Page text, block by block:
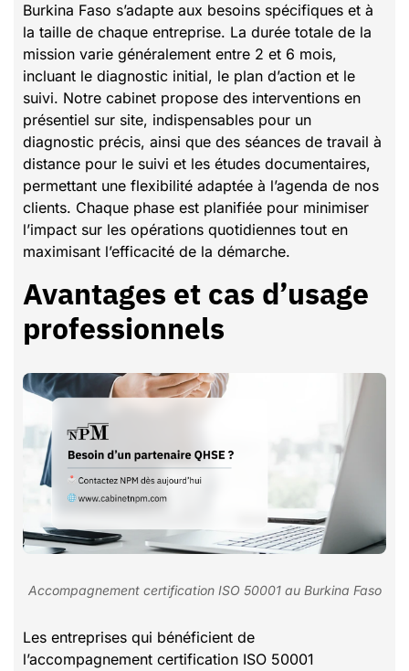
Burkina Faso s’adapte aux besoins spécifiques et à
la taille de chaque entreprise. La durée totale de la
mission varie généralement entre 2 et 6 mois,
incluant le diagnostic initial, le plan d’action et le
suivi. Notre cabinet propose des interventions en
présentiel sur site, indispensables pour un
diagnostic précis, ainsi que des séances de travail à
distance pour le suivi et les études documentaires,
permettant une flexibilité adaptée à l’agenda de nos
clients. Chaque phase est planifiée pour minimiser
l’impact sur les opérations quotidiennes tout en
maximisant l’efficacité de la démarche.
Avantages et cas d’usage
professionnels
Accompagnement certification ISO 50001 au Burkina Faso
Les entreprises qui bénéficient de
l’accompagnement certification ISO 50001